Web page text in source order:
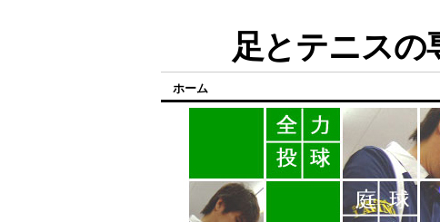
足とテニスの
ホーム